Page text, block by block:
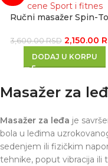
Ručni masažer Spin-
3,600.00RSD 2,150.00
DODAJ U KORPU
Masažer za
Masažer za leđa je
bola u leđima
sedenjem ili fizičkim
tehnike, poput vibracija ili